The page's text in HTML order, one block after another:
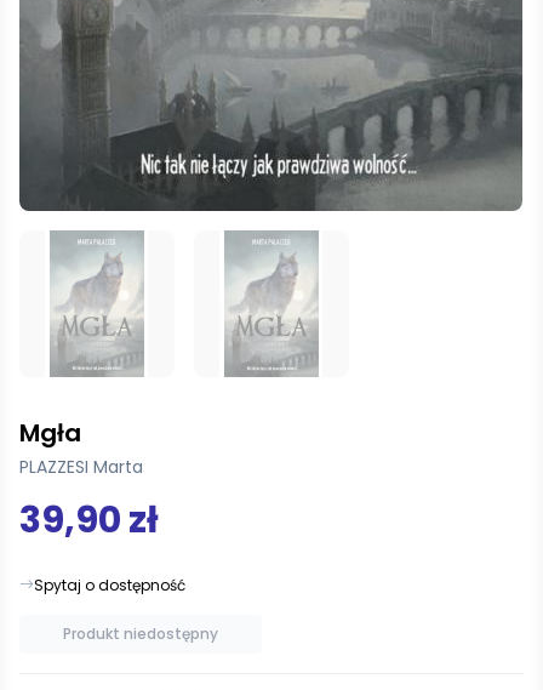
Mgła
PLAZZESI Marta
39,90 zł
Spytaj o dostępność
Produkt niedostępny